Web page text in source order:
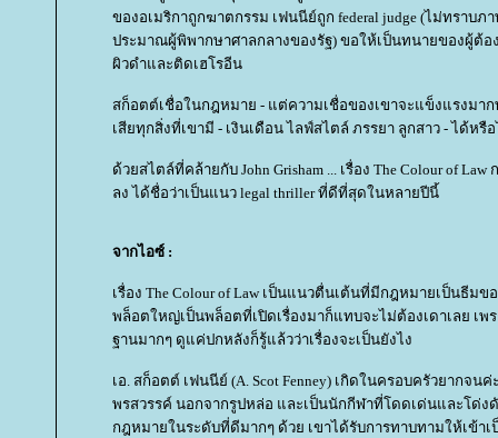
ของอเมริกาถูกฆาตกรรม เฟนนีย์ถูก federal judge (ไม่ทราบภ
ประมาณผู้พิพากษาศาลกลางของรัฐ) ขอให้เป็นทนายของผู้ต้
ผิวดำและติดเฮโรอีน
สก็อตต์เชื่อในกฎหมาย - แต่ความเชื่อของเขาจะแข็งแรงมา
เสียทุกสิ่งที่เขามี - เงินเดือน ไลฟ์สไตล์ ภรรยา ลูกสาว - ได้หรื
ด้วยสไตล์ที่คล้ายกับ John Grisham ... เรื่อง The Colour of
ลง ได้ชื่อว่าเป็นแนว legal thriller ที่ดีที่สุดในหลายปีนี้
จากไอซ์ :
เรื่อง The Colour of Law เป็นแนวตื่นเต้นที่มีกฎหมายเป็นธีมข
พล็อตใหญ่เป็นพล็อตที่เปิดเรื่องมาก็แทบจะไม่ต้องเดาเลย เพ
ฐานมากๆ ดูแค่ปกหลังก็รู้แล้วว่าเรื่องจะเป็นยังไง
เอ. สก็อตต์ เฟนนีย์ (A. Scot Fenney) เกิดในครอบครัวยากจน
พรสวรรค์ นอกจากรูปหล่อ และเป็นนักกีฬาที่โดดเด่นและโด่งดั
กฎหมายในระดับที่ดีมากๆ ด้วย เขาได้รับการทาบทามให้เข้